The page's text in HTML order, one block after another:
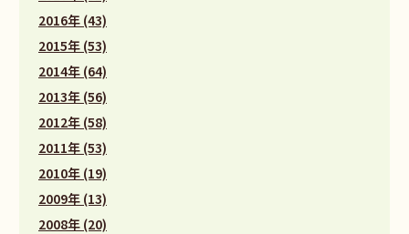
2016年 (43)
2015年 (53)
2014年 (64)
2013年 (56)
2012年 (58)
2011年 (53)
2010年 (19)
2009年 (13)
2008年 (20)